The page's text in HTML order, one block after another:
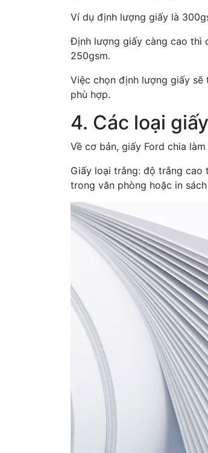
Ví dụ định lượng giấy là
Định lượng giấy càng cao thì
250gsm.
Việc chọn định lượng giấy sẽ
phù hợp.
4. Các loại
Về cơ bản, giấy Ford chia
Giấy loại trắng: độ trắng
trong văn phòng hoặc in sách